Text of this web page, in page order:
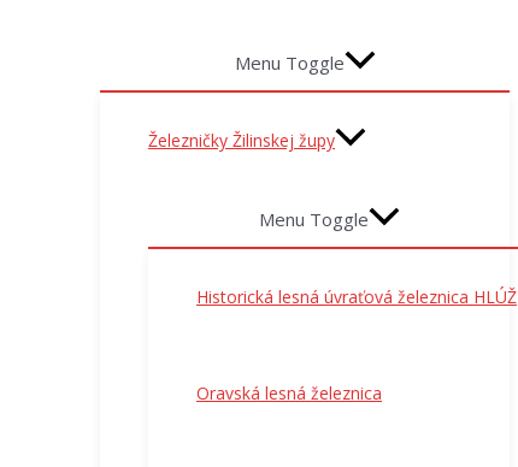
Menu Toggle
Železničky Žilinskej župy
Menu Toggle
Historická lesná úvraťová železnica HLÚŽ
Oravská lesná železnica